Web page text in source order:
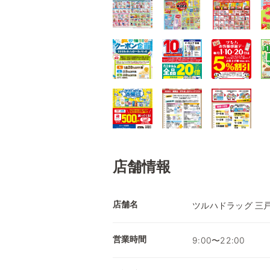
店舗情報
店舗名 ツルハドラッグ 三
営業時間 9:00〜22:00